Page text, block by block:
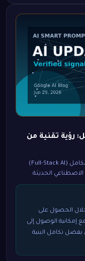
رؤية تقنية من
تستعرض جوجل مفهوم الذكاء الاصطناعي المتكامل (Full-Stack AI)
الحديثة.
الحصول على
إمكانية الوصول إلى
بفضل تكامل البنية